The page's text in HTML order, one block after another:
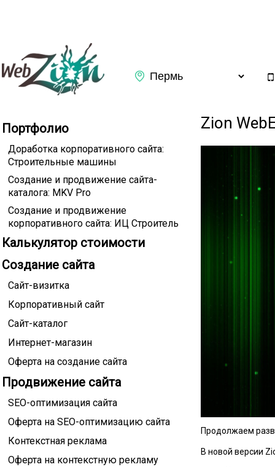
Портфолио
Доработка корпоративного сайта:
Строительные машины
Создание и продвижение сайта-
каталога: MKV Pro
Создание и продвижение
корпоративного сайта: ИЦ Строитель
Калькулятор стоимости
Создание сайта
Сайт-визитка
Корпоративный сайт
Сайт-каталог
Интернет-магазин
Оферта на создание сайта
Продвижение сайта
SEO-оптимизация сайта
Оферта на SEO-оптимизацию сайта
Контекстная реклама
Оферта на контекстную рекламу
Zion
Продолжаем
В новой версии
Подтверждаю ознакомление с Политикой